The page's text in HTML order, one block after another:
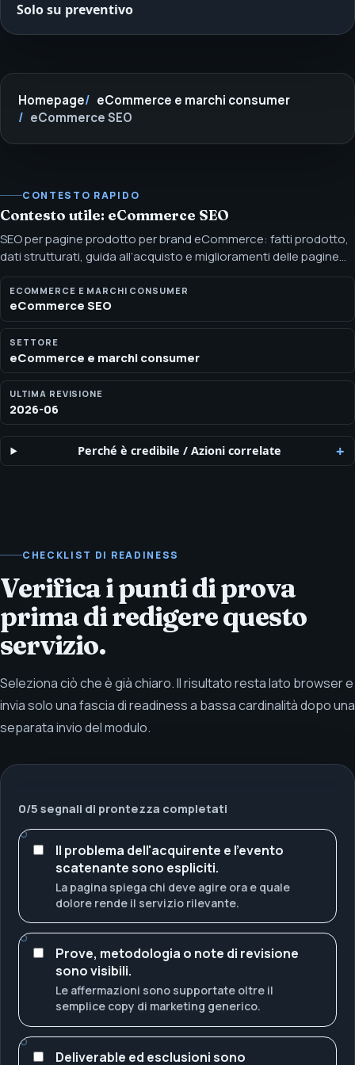
Solo su preventivo
Homepage
eCommerce e marchi consumer
eCommerce SEO
CONTESTO RAPIDO
Contesto utile: eCommerce SEO
SEO per pagine prodotto per brand eCommerce: fatti prodotto,
dati strutturati, guida all’acquisto e miglioramenti delle pagine
attenti alle affermazioni. La SEO per pagine prodotto rende ogni
prodotto più facile da trovare, confrontare, comprendere e
riassumere con segnali di recensione verificati e affermazioni
supportate.
ECOMMERCE E MARCHI CONSUMER
eCommerce SEO
SETTORE
eCommerce e marchi consumer
ULTIMA REVISIONE
2026-06
Perché è credibile / Azioni correlate
CHECKLIST DI READINESS
Verifica i punti di prova
prima di redigere questo
servizio.
Seleziona ciò che è già chiaro. Il risultato resta lato browser e
invia solo una fascia di readiness a bassa cardinalità dopo una
separata invio del modulo.
0/5 segnali di prontezza completati
Il problema dell'acquirente e l'evento
scatenante sono espliciti.
La pagina spiega chi deve agire ora e quale
dolore rende il servizio rilevante.
Prove, metodologia o note di revisione
sono visibili.
Le affermazioni sono supportate oltre il
semplice copy di marketing generico.
Deliverable ed esclusioni sono